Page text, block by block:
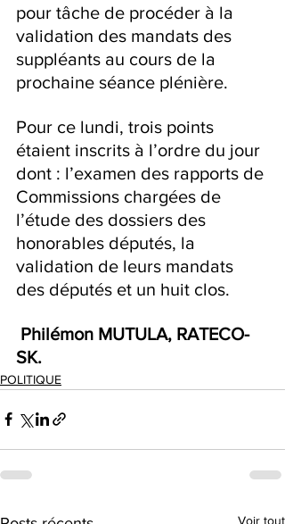
pour tâche de procéder à la
validation des mandats des
suppléants au cours de la
prochaine séance plénière.
Pour ce lundi, trois points
étaient inscrits à l’ordre du jour
dont : l’examen des rapports de
Commissions chargées de
l’étude des dossiers des
honorables députés, la
validation de leurs mandats
des députés et un huit clos.
Philémon MUTULA, RATECO-
SK.
POLITIQUE
Voir tout